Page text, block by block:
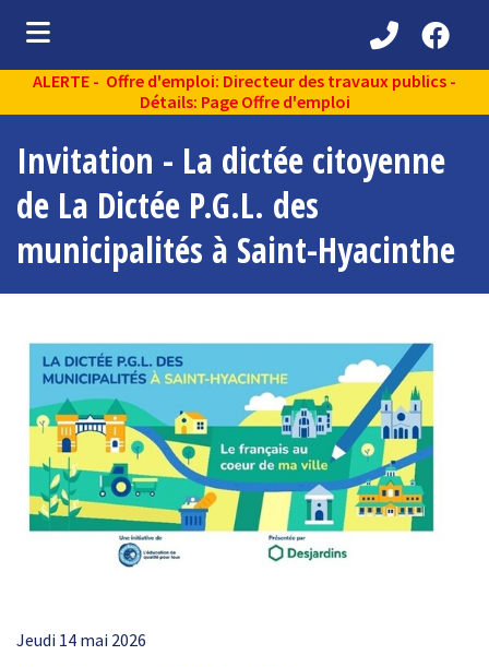
(Découvrir )
(Services aux citoyens )
(Partenaires )
(Loisirs et vie communautaire )
ALERTE - Offre d'emploi: Directeur des travaux publics -
Détails: Page Offre d'emploi
Invitation - La dictée citoyenne
de La Dictée P.G.L. des
municipalités à Saint-Hyacinthe
Jeudi 14 mai 2026